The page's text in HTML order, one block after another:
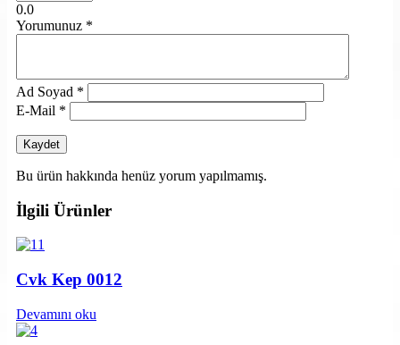
0.0
Yorumunuz *
Ad Soyad *
E-Mail *
Bu ürün hakkında henüz yorum yapılmamış.
İlgili Ürünler
Cvk Kep 0012
Devamını oku